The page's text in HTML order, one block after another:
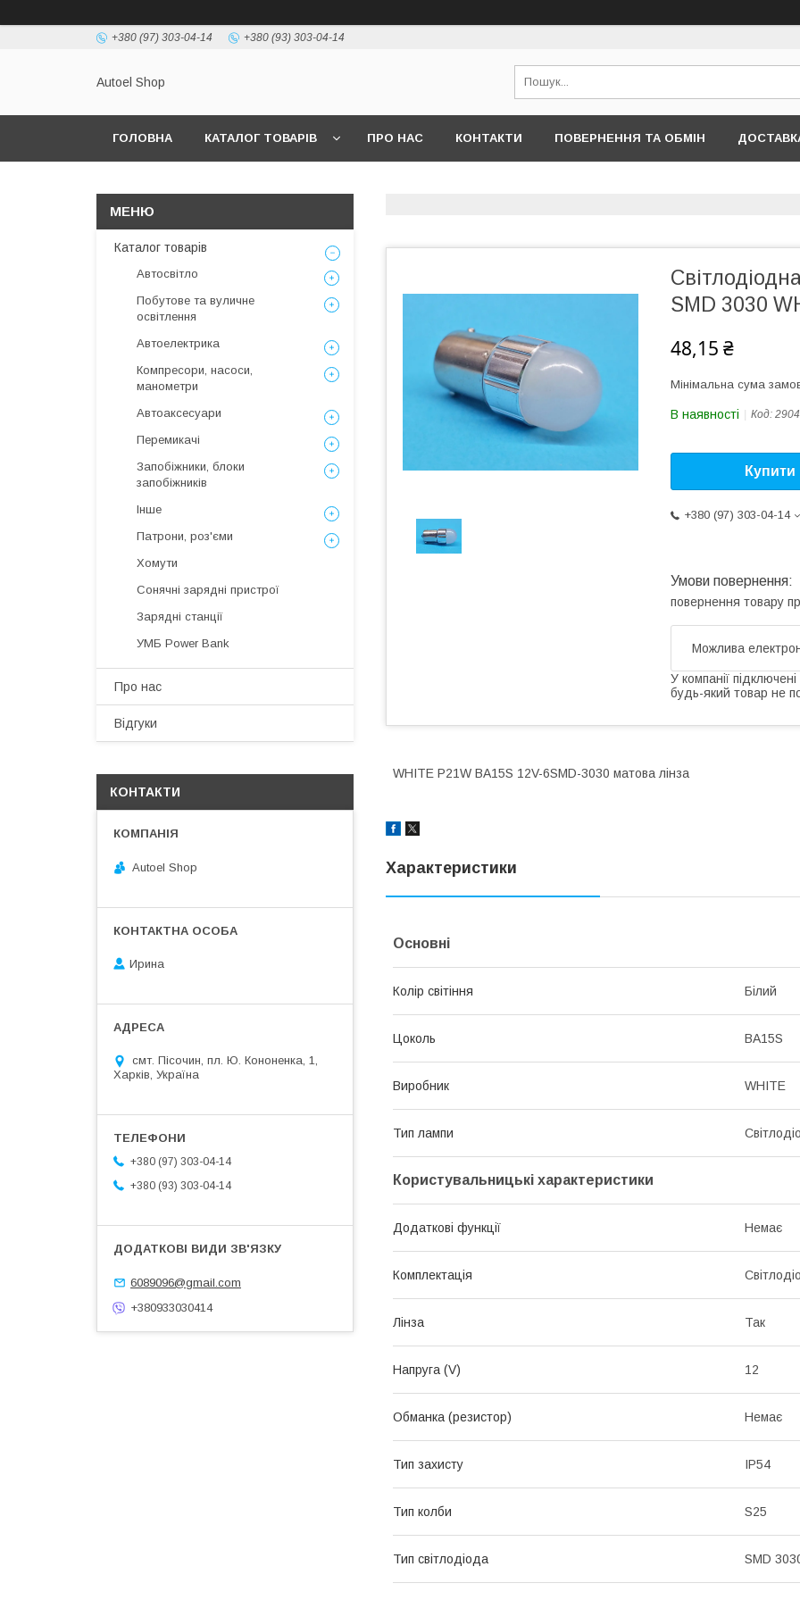
+380 (97) 303-04-14 +380 (93) 303-04-14
Autoel Shop
ГОЛОВНА КАТАЛОГ ТОВАРІВ ПРО НАС КОНТАКТИ ПОВЕРНЕННЯ ТА ОБМІН
SMD 3030
48,15 ₴
Мінімальна сума
В наявності Код:
Купити
+380 (97) 303-04-14
повернення товару
У компанії
будь-який товар не
WHITE P21W BA15S 12V-6SMD-3030 матова лінза
Характеристики
Основні
Колір світіння Білий
Цоколь BA15S
Виробник WHITE
Тип лампи
Користувальницькі характеристики
Додаткові функції Немає
Комплектація
Лінза Так
Напруга (V) 12
Обманка (резистор) Немає
Тип захисту IP54
Тип колби S25
Тип світлодіода SMD
Каталог товарів
Автосвітло
Побутове та вуличне
освітлення
Автоелектрика
Компресори, насоси,
манометри
Автоаксесуари
Перемикачі
Запобіжники, блоки
запобіжників
Інше
Патрони, роз'єми
Хомути
Сонячні зарядні пристрої
Зарядні станції
УМБ Power Bank
Про нас
Відгуки
КОНТАКТИ
Autoel Shop
Ирина
смт. Пісочин, пл. Ю. Кононенка, 1,
Харків, Україна
+380 (97) 303-04-14
+380 (93) 303-04-14
6089096@gmail.com
+380933030414